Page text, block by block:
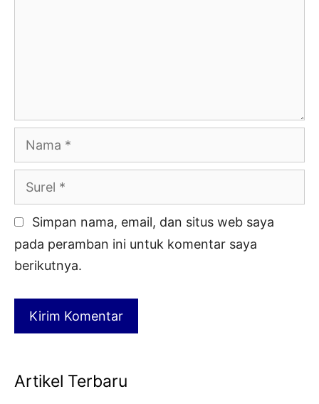
Nama
Surel
Simpan nama, email, dan situs web saya
pada peramban ini untuk komentar saya
berikutnya.
Artikel Terbaru